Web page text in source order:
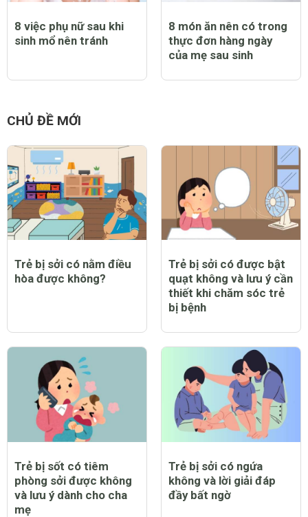
8 việc phụ nữ sau khi
sinh mổ nên tránh
8 món ăn nên có trong
thực đơn hàng ngày
của mẹ sau sinh
CHỦ ĐỀ MỚI
Trẻ bị sởi có nằm điều
hòa được không?
Trẻ bị sởi có được bật
quạt không và lưu ý cần
thiết khi chăm sóc trẻ
bị bệnh
Trẻ bị sốt có tiêm
phòng sởi được không
và lưu ý dành cho cha
mẹ
Trẻ bị sởi có ngứa
không và lời giải đáp
đầy bất ngờ